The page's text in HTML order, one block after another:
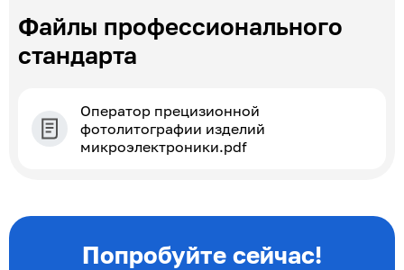
Файлы профессионального
стандарта
Оператор прецизионной
фотолитографии изделий
микроэлектроники.pdf
Попробуйте сейчас!